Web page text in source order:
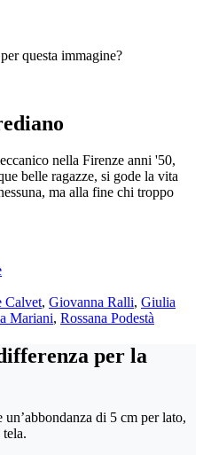
questa immagine?
nella Firenze anni '50,
belle ragazze, si gode la vita
ma alla fine chi troppo
Calvet, Giovanna Ralli, Giulia
Mariani, Rossana Podestà
per la
di 5 cm per lato,